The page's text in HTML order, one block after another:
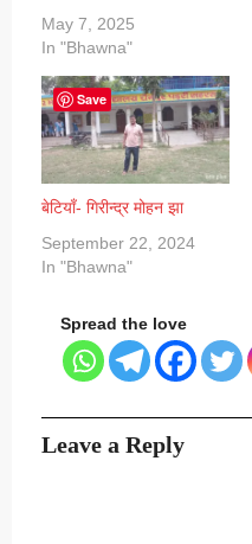
May 7, 2025
In "Bhawna"
बेटियाँ- गिरीन्द्र मोहन झा
September 22, 2024
In "Bhawna"
Spread the love
Leave a Reply
Save